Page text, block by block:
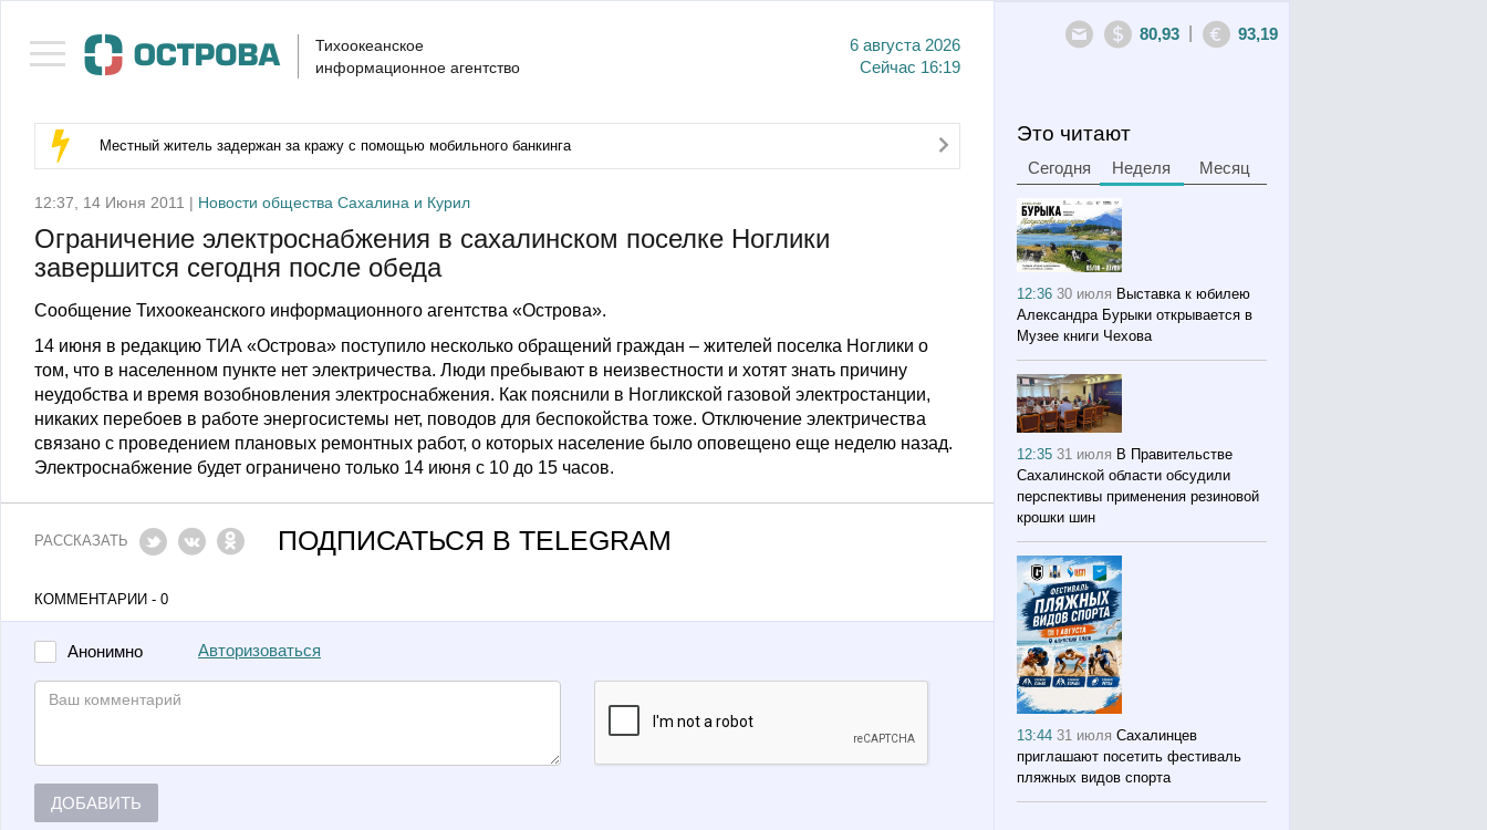
Тихоокеанское
информационное агентство
6 августа 2026
Сейчас 16:19
80,93 93,19
Местный житель задержан за кражу с помощью мобильного банкинга
12:37, 14 Июня 2011 | Новости общества Сахалина и Курил
Ограничение электроснабжения в сахалинском поселке Ноглики
завершится сегодня после обеда
Сообщение Тихоокеанского информационного агентства «Острова».
14 июня в редакцию ТИА «Острова» поступило несколько обращений граждан – жителей поселка Ноглики о
том, что в населенном пункте нет электричества. Люди пребывают в неизвестности и хотят знать причину
неудобства и время возобновления электроснабжения. Как пояснили в Ногликской газовой электростанции,
никаких перебоев в работе энергосистемы нет, поводов для беспокойства тоже. Отключение электричества
связано с проведением плановых ремонтных работ, о которых население было оповещено еще неделю назад.
Электроснабжение будет ограничено только 14 июня с 10 до 15 часов.
РАССКАЗАТЬ ПОДПИСАТЬСЯ В TELEGRAM
КОММЕНТАРИИ - 0
Анонимно Авторизоваться
ДОБАВИТЬ
Это читают
Сегодня Неделя Месяц
12:3630 июля Выставка к юбилею
Александра Бурыки открывается в
Музее книги Чехова
12:3531 июля В Правительстве
Сахалинской области обсудили
перспективы применения резиновой
крошки шин
13:4431 июля Сахалинцев
приглашают посетить фестиваль
пляжных видов спорта